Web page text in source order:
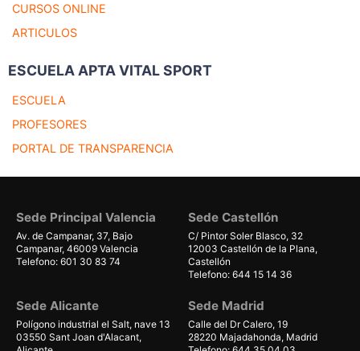
CURSOS ONLINE
ARTICULOS
ESCUELA APTA VITAL SPORT
ESCUELA
PROFESORES
PORTAL DE TRANSPARENCIA
Sede Principal Valencia
Av. de Campanar, 37, Bajo
Campanar, 46009 Valencia
Telefono: 601 30 83 74
Sede Castellón
C/ Pintor Soler Blasco, 32
12003 Castellón de la Plana,
Castellón
Telefono: 644 15 14 36
Sede Alicante
Polígono industrial el Salt, nave 13
03550 Sant Joan d'Alacant,
Sede Madrid
Calle del Dr Calero, 19
28220 Majadahonda, Madrid